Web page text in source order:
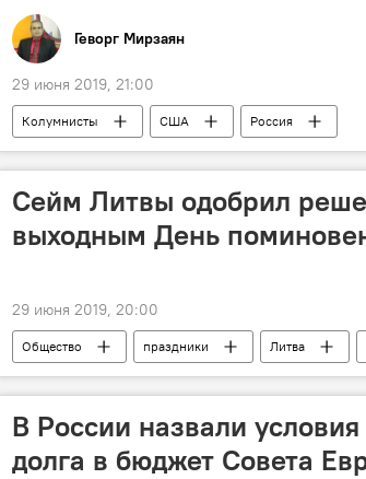
Геворг Мирзаян
29 июня 2019, 21:00
Колумнисты США Россия
Сейм Литвы одобрил
выходным День
29 июня 2019, 20:00
Общество праздники Литва
В России назвали
долга в бюджет Совета